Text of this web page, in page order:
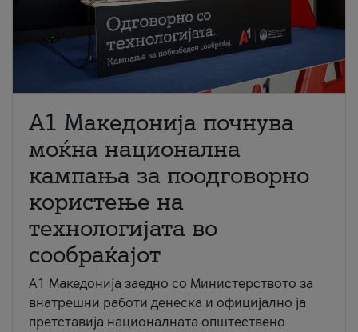
A1 Македонија почнува
моќна национална
кампања за поодговорно
користење на
технологијата во
сообраќајот
A1 Македонија заедно со Министерството за
внатрешни работи денеска и официјално ја
претставија националната општествено